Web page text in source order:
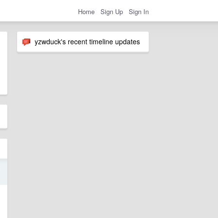
Home Sign Up Sign In
yzwduck's recent timeline updates